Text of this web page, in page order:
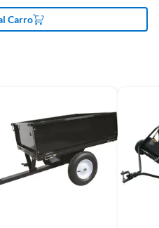
NA
1 Carro Tractor Plástico
Duraline 150kg 858-150
Carro